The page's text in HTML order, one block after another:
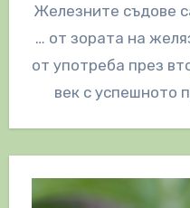
Железните съдове
… от зората на
от употреба през
век с успешното